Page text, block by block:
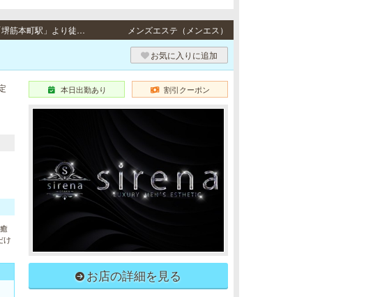
堺筋本町・日本橋・長堀橋・松屋町・心斎橋・難波・梅田 / 地下鉄各線「堺筋本町駅」より徒歩5分・地下鉄各線「日本橋駅」より徒歩5分・地下鉄各線「長堀橋駅」より徒歩6分・地下鉄各線「長堀橋駅」より徒歩5分、地下鉄各線「心斎橋駅」より徒歩10分・JR関西本線「JR難波駅」徒歩5分、地下鉄各線「なんば駅」より徒歩10分・地下鉄谷町線「中崎町駅」より徒歩3分、地下鉄谷町線「東梅田駅」より徒歩9分、地下鉄御堂筋線「梅田駅」より徒歩10分、地下鉄堺筋線「扇町駅」より徒歩10分 メンズエステ（メンエス）
お気に入りに追加
け
本日出勤あり 割引クーポン
お店の詳細を見る